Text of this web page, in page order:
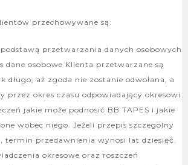
przechowywane są:
przetwarzania danych osobowych
dane osobowe Klienta przetwarzane są
długo, aż zgoda nie zostanie odwołana, a
przez okres czasu odpowiadający okresowi
jakie może podnosić BB TAPES i jakie
wobec niego. Jeżeli przepis szczególny
termin przedawnienia wynosi lat dziesięć,
okresowe oraz roszczeń